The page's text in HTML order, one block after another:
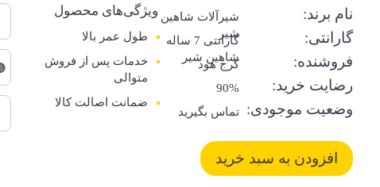
نام برند:
شیرآلات شاهین
شیر
گارانتی:
گارانتی 7 ساله
شاهین شیر
فروشنده: کرج هود
رضایت خرید: 90%
وضعیت موجودی: تماس بگیرید
ویژگی‌های محصول
طول عمر بالا
خدمات پس از فروش
متوالی
ضمانت اصالت کالا